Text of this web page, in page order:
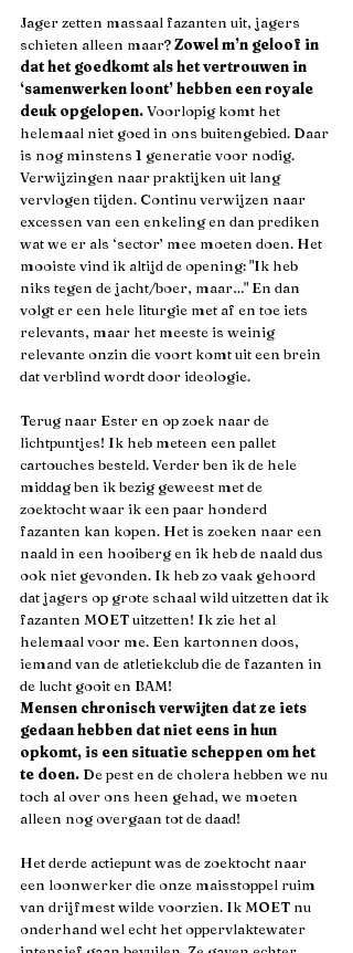
Jager zetten massaal fazanten uit, jagers
schieten alleen maar? Zowel m’n geloof in
dat het goedkomt als het vertrouwen in
‘samenwerken loont’ hebben een royale
deuk opgelopen. Voorlopig komt het
helemaal niet goed in ons buitengebied. Daar
is nog minstens 1 generatie voor nodig.
Verwijzingen naar praktijken uit lang
vervlogen tijden. Continu verwijzen naar
excessen van een enkeling en dan prediken
wat we er als ‘sector’ mee moeten doen. Het
mooiste vind ik altijd de opening: "Ik heb
niks tegen de jacht/boer, maar…" En dan
volgt er een hele liturgie met af en toe iets
relevants, maar het meeste is weinig
relevante onzin die voort komt uit een brein
dat verblind wordt door ideologie.
Terug naar Ester en op zoek naar de
lichtpuntjes! Ik heb meteen een pallet
cartouches besteld. Verder ben ik de hele
middag ben ik bezig geweest met de
zoektocht waar ik een paar honderd
fazanten kan kopen. Het is zoeken naar een
naald in een hooiberg en ik heb de naald dus
ook niet gevonden. Ik heb zo vaak gehoord
dat jagers op grote schaal wild uitzetten dat ik
fazanten MOET uitzetten! Ik zie het al
helemaal voor me. Een kartonnen doos,
iemand van de atletiekclub die de fazanten in
de lucht gooit en BAM!
Mensen chronisch verwijten dat ze iets
gedaan hebben dat niet eens in hun
opkomt, is een situatie scheppen om het
te doen. De pest en de cholera hebben we nu
toch al over ons heen gehad, we moeten
alleen nog overgaan tot de daad!
Het derde actiepunt was de zoektocht naar
een loonwerker die onze maisstoppel ruim
van drijfmest wilde voorzien. Ik MOET nu
onderhand wel echt het oppervlaktewater